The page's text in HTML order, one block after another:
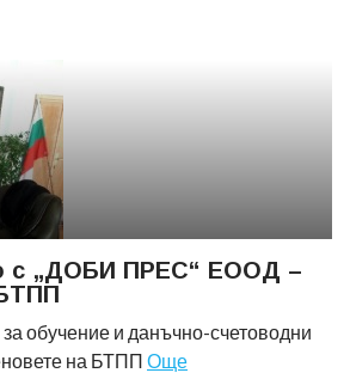
с „ДОБИ ПРЕС“ ЕООД –
обучение и данъчно-счетоводни
на БТПП Още